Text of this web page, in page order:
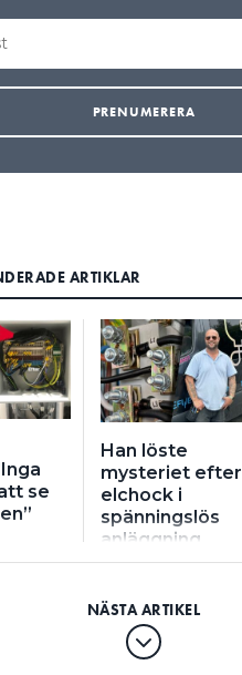
ARTIKLAR
se
Han löste
mysteriet efter
elchock i
spänningslös
anläggning